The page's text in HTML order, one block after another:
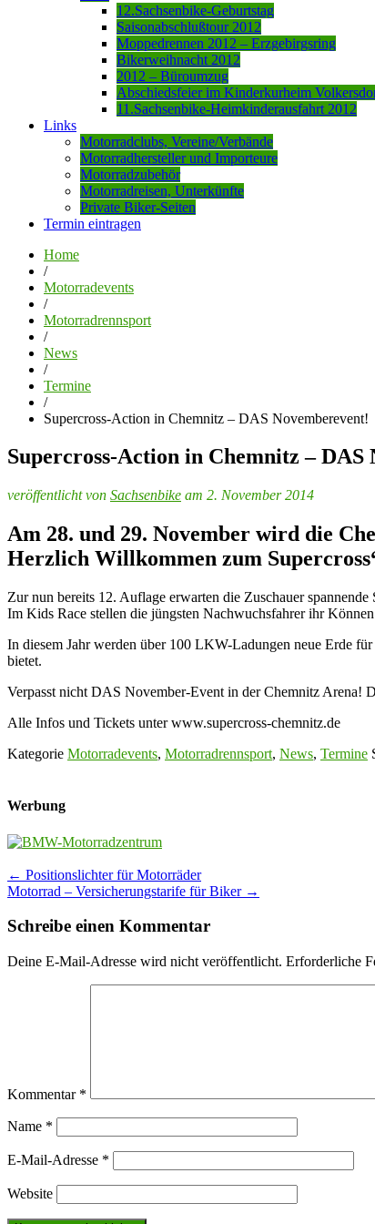
12.Sachsenbike-Geburtstag
Saisonabschlußtour 2012
Moppedrennen 2012 – Erzgebirgsring
Bikerweihnacht 2012
2012 – Büroumzug
Abschiedsfeier im Kinderkurheim
11.Sachsenbike-Heimkinderausfahrt 2012
Links
Motorradclubs, Vereine/Verbände
Motorradhersteller und Importeure
Motorradzubehör
Motorradreisen, Unterkünfte
Private Biker-Seiten
Termin eintragen
Home
/
Motorradevents
/
Motorradrennsport
/
News
/
Termine
/
Supercross-Action in Chemnitz – DAS Novemberevent!
Supercross-Action in Chemnitz – DAS
veröffentlicht von Sachsenbike am 2. November 2014
Am 28. und 29. November wird die
Herzlich Willkommen zum
Zur nun bereits 12. Auflage erwarten die Zuschauer
Im Kids Race stellen die jüngsten Nachwuchsfahrer ihr
In diesem Jahr werden über 100 LKW-Ladungen neue Erde
bietet.
Verpasst nicht DAS November-Event in der Chemnitz Arena!
Alle Infos und Tickets unter www.supercross-chemnitz.de
Kategorie Motorradevents, Motorradrennsport, News, Termine
Werbung
Post
navigation
← Positionslichter für Motorräder
Motorrad – Versicherungstarife für Biker →
Schreibe einen Kommentar
Deine E-Mail-Adresse wird nicht veröffentlicht. Erforderliche
Kommentar *
Name *
E-Mail-Adresse *
Website